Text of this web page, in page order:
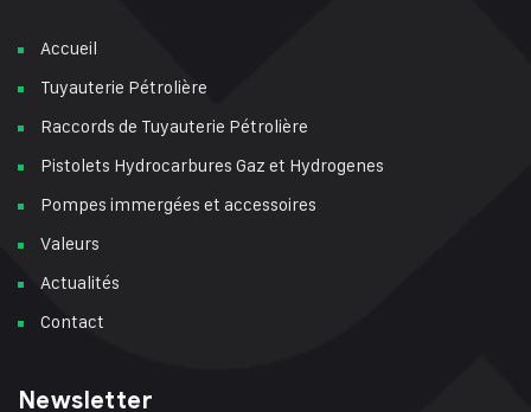
Accueil
Tuyauterie Pétrolière
Raccords de Tuyauterie Pétrolière
Pistolets Hydrocarbures Gaz et Hydrogenes
Pompes immergées et accessoires
Valeurs
Actualités
Contact
Newsletter